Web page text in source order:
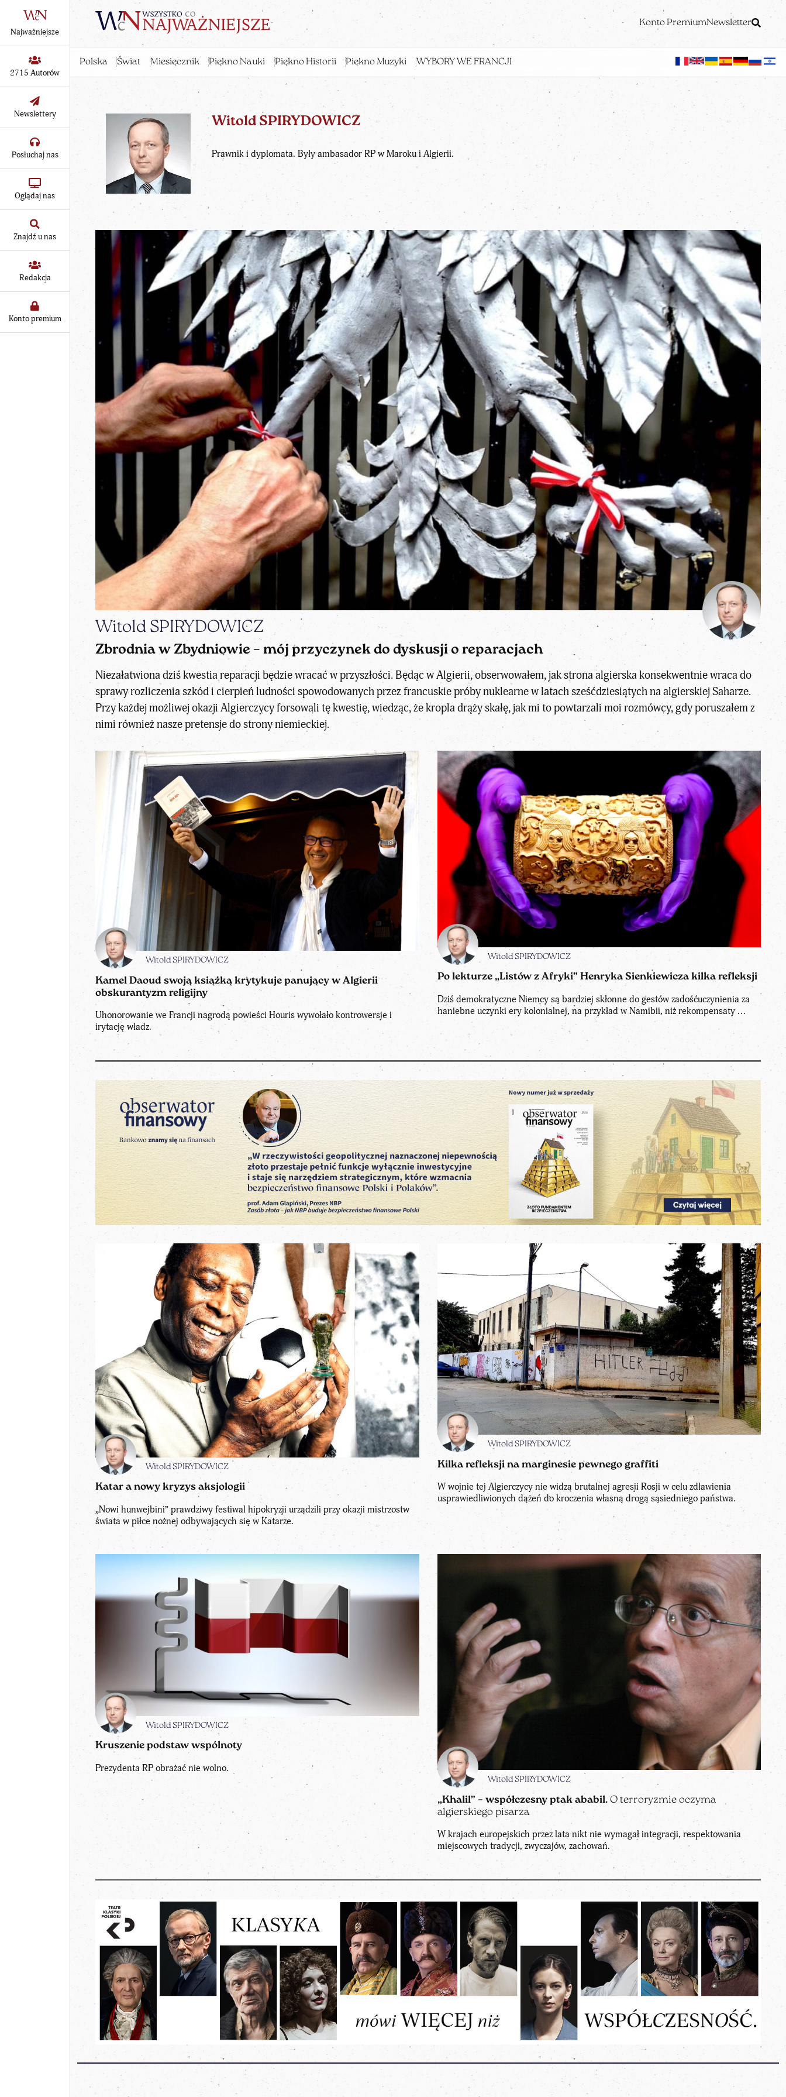
Konto PremiumNewsletter
Polska Świat Miesięcznik Piękno Nauki Piękno Historii Piękno Muzyki WYBORY WE FRANCJI
Najważniejsze
2715 Autorów
Newslettery
Posłuchaj nas
Oglądaj nas
Znajdź u nas
Redakcja
Konto premium
Witold SPIRYDOWICZ
Prawnik i dyplomata. Były ambasador RP w Maroku i Algierii.
Witold SPIRYDOWICZ
Zbrodnia w Zbydniowie – mój przyczynek do dyskusji o reparacjach
Niezałatwiona dziś kwestia reparacji będzie wracać w przyszłości. Będąc w Algierii, obserwowałem, jak strona algierska konsekwentnie wraca do
sprawy rozliczenia szkód i cierpień ludności spowodowanych przez francuskie próby nuklearne w latach sześćdziesiątych na algierskiej Saharze.
Przy każdej możliwej okazji Algierczycy forsowali tę kwestię, wiedząc, że kropla drąży skałę, jak mi to powtarzali moi rozmówcy, gdy poruszałem z
nimi również nasze pretensje do strony niemieckiej.
Witold SPIRYDOWICZ
Kamel Daoud swoją książką krytykuje panujący w Algierii
obskurantyzm religijny
Uhonorowanie we Francji nagrodą powieści Houris wywołało kontrowersje i
irytację władz.
Witold SPIRYDOWICZ
Po lekturze „Listów z Afryki” Henryka Sienkiewicza kilka refleksji
Dziś demokratyczne Niemcy są bardziej skłonne do gestów zadośćuczynienia za
haniebne uczynki ery kolonialnej, na przykład w Namibii, niż rekompensaty ...
Witold SPIRYDOWICZ
Katar a nowy kryzys aksjologii
„Nowi hunwejbini” prawdziwy festiwal hipokryzji urządzili przy okazji mistrzostw
świata w piłce nożnej odbywających się w Katarze.
Witold SPIRYDOWICZ
Kilka refleksji na marginesie pewnego graffiti
W wojnie tej Algierczycy nie widzą brutalnej agresji Rosji w celu zdławienia
usprawiedliwionych dążeń do kroczenia własną drogą sąsiedniego państwa.
Witold SPIRYDOWICZ
Kruszenie podstaw wspólnoty
Prezydenta RP obrażać nie wolno.
Witold SPIRYDOWICZ
„Khalil” – współczesny ptak ababil. O terroryzmie oczyma
algierskiego pisarza
W krajach europejskich przez lata nikt nie wymagał integracji, respektowania
miejscowych tradycji, zwyczajów, zachowań.